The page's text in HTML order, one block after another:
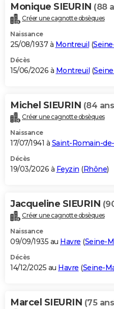
Carte de Noël
Carte Bonne année
Carte Saint-Valentin
Carte Pâques
Carte d'anniversaire
DICTIONNAIRE
Dictionnaire
Biographies
Citations
Expressions
Proverbes
PROGRAMME TV
S'inscrire
Se connecter
Lycées
Collèges
Primaires
Universités
Entreprises
Service militaire
Avis de recherche
AVIS DE DÉCÈS
Bricolage
Lifestyle
Culture
Sport
Auto
Television
Voyage
Cinema
Monique SIEURIN (88
Créer une cagnotte obsèques
Naissance
25/08/1937 à Montreuil (
Décès
15/06/2026 à Montreuil (
Michel SIEURIN (84
Créer une cagnotte obsèques
Naissance
17/07/1941 à Saint-Romain-
Décès
19/03/2026 à Feyzin (Rhône)
Jacqueline SIEURIN
Créer une cagnotte obsèques
Naissance
09/09/1935 au Havre (Seine-
Décès
14/12/2025 au Havre (Seine-
Marcel SIEURIN (75